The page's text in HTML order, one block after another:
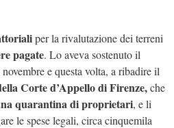
per la rivalutazione dei terreni
pagate. Lo aveva sostenuto il
e questa volta, a ribadire il
Corte d’Appello di Firenze,che
quarantina di proprietari, e li
le spese legali, circa cinquemila